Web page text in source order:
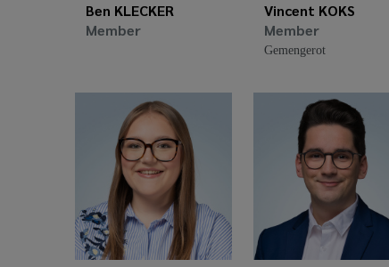
Ben KLECKER
Member
Vincent KOKS
Member
Gemengerot